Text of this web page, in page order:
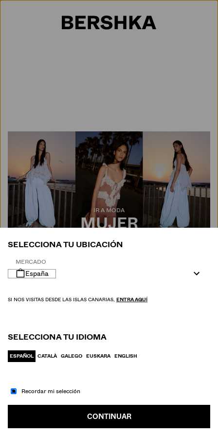
Selección de país
IR A MODA
MUJER
HOMBRE
SELECCIONA TU UBICACIÓN
MERCADO
España
SI NOS VISITAS DESDE LAS ISLAS CANARIAS, ENTRA AQUÍ
SELECCIONA TU IDIOMA
ESPAÑOL CATALÀ GALEGO EUSKARA ENGLISH
Recordar mi selección
CONTINUAR